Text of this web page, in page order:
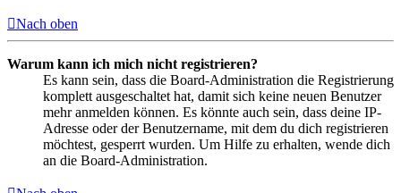
Nach oben
Warum kann ich mich nicht registrieren?
Es kann sein, dass die Board-Administration die Registrierung
komplett ausgeschaltet hat, damit sich keine neuen Benutzer
mehr anmelden können. Es könnte auch sein, dass deine IP-
Adresse oder der Benutzername, mit dem du dich registrieren
möchtest, gesperrt wurden. Um Hilfe zu erhalten, wende dich
an die Board-Administration.